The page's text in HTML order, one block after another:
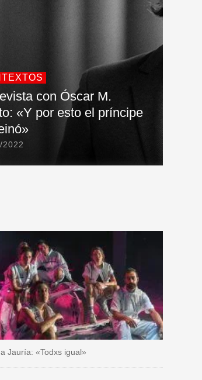
con Óscar M.
«Y por esto el príncipe
2022
Jauría: «Todxs igual»